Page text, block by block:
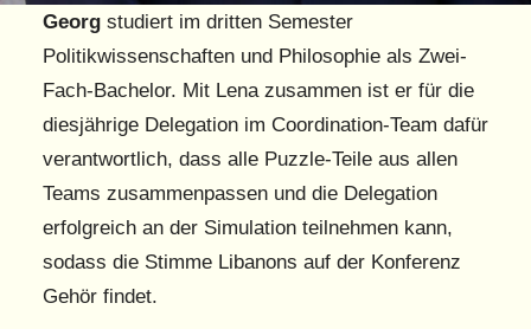
Georgstudiert im dritten Semester
Politikwissenschaften und Philosophie als Zwei-
Fach-Bachelor. Mit Lena zusammen ist er für die
diesjährige Delegation im Coordination-Team dafür
verantwortlich, dass alle Puzzle-Teile aus allen
Teams zusammenpassen und die Delegation
erfolgreich an der Simulation teilnehmen kann,
sodass die Stimme Libanons auf der Konferenz
Gehör findet.